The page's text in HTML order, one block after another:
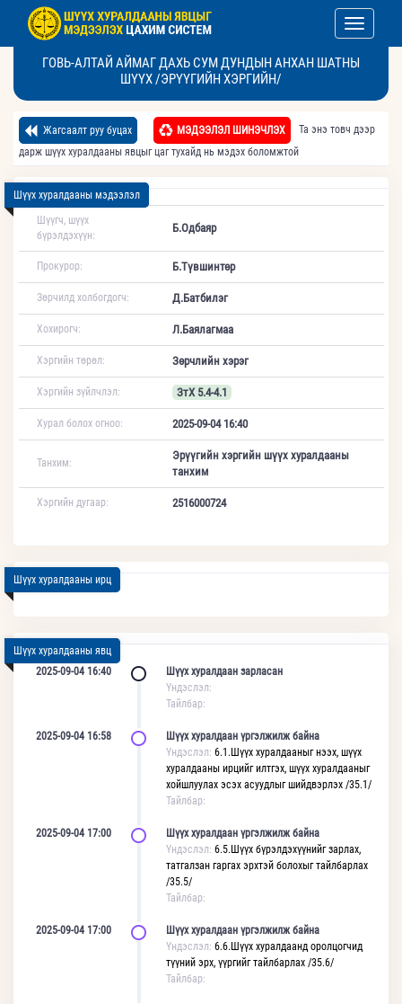
Toggle
ГОВЬ-АЛТАЙ АЙМАГ ДАХЬ СУМ ДУНДЫН АНХАН ШАТНЫ
ШҮҮХ /ЭРҮҮГИЙН ХЭРГИЙН/
Жагсаалт руу буцах МЭДЭЭЛЭЛ ШИНЭЧЛЭХ
Та энэ товч дээр
дарж шүүх хуралдааны явцыг цаг тухайд нь мэдэх боломжтой
Шүүх хуралдааны мэдээлэл
Шүүгч, шүүх
бүрэлдэхүүн:
Б.Одбаяр
Прокурор: Б.Түвшинтөр
Зөрчилд холбогдогч: Д.Батбилэг
Хохирогч: Л.Баялагмаа
Хэргийн төрөл: Зөрчлийн хэрэг
Хэргийн зүйлчлэл: ЗтХ 5.4-4.1
Хурал болох огноо: 2025-09-04 16:40
Танхим:
Эрүүгийн хэргийн шүүх хуралдааны
танхим
Хэргийн дугаар: 2516000724
Шүүх хуралдааны ирц
Шүүх хуралдааны явц
2025-09-04 16:40
Шүүх хуралдаан зарласан
Үндэслэл:
Тайлбар:
2025-09-04 16:58
Шүүх хуралдаан үргэлжилж байна
Үндэслэл: 6.1.Шүүх хуралдааныг нээх, шүүх
хуралдааны ирцийг илтгэх, шүүх хуралдааныг
хойшлуулах эсэх асуудлыг шийдвэрлэх /35.1/
Тайлбар:
2025-09-04 17:00
Шүүх хуралдаан үргэлжилж байна
Үндэслэл: 6.5.Шүүх бүрэлдэхүүнийг зарлах,
татгалзан гаргах эрхтэй болохыг тайлбарлах
/35.5/
Тайлбар:
2025-09-04 17:00
Шүүх хуралдаан үргэлжилж байна
Үндэслэл: 6.6.Шүүх хуралдаанд оролцогчид
түүний эрх, үүргийг тайлбарлах /35.6/
Тайлбар: